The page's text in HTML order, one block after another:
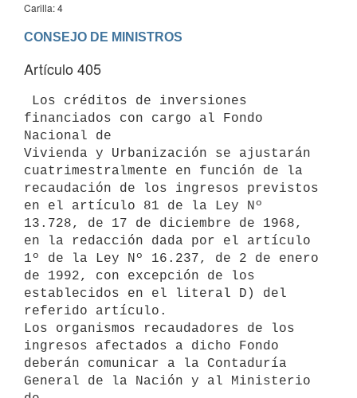
Carilla: 4
CONSEJO DE MINISTROS
Artículo 405
financiados con cargo al Fondo
Nacional de
Vivienda y Urbanización se ajustarán
cuatrimestralmente en función de la
recaudación de los ingresos previstos
en el artículo 81 de la Ley Nº
13.728, de 17 de diciembre de 1968,
en la redacción dada por el artículo
1º de la Ley Nº 16.237, de 2 de enero
de 1992, con excepción de los
establecidos en el literal D) del
referido artículo.
Los organismos recaudadores de los
ingresos afectados a dicho Fondo
deberán comunicar a la Contaduría
General de la Nación y al Ministerio